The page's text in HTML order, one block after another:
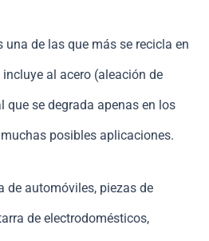
una de las que más se recicla en
al acero (aleación de
que se degrada apenas en los
posibles aplicaciones.
de automóviles, piezas de
de electrodomésticos,